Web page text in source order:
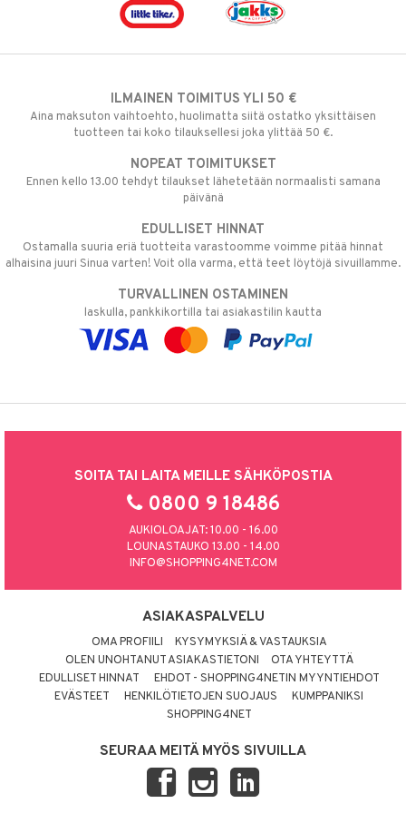
ILMAINEN TOIMITUS YLI 50 €
Aina maksuton vaihtoehto, huolimatta siitä ostatko yksittäisen
tuotteen tai koko tilauksellesi joka ylittää 50 €.
NOPEAT TOIMITUKSET
Ennen kello 13.00 tehdyt tilaukset lähetetään normaalisti samana
päivänä
EDULLISET HINNAT
Ostamalla suuria eriä tuotteita varastoomme voimme pitää hinnat
alhaisina juuri Sinua varten! Voit olla varma, että teet löytöjä sivuillamme.
TURVALLINEN OSTAMINEN
laskulla, pankkikortilla tai asiakastilin kautta
SOITA TAI LAITA MEILLE SÄHKÖPOSTIA
0800 9 18486
AUKIOLOAJAT: 10.00 - 16.00
LOUNASTAUKO 13.00 - 14.00
INFO@SHOPPING4NET.COM
ASIAKASPALVELU
OMA PROFIILI
KYSYMYKSIÄ & VASTAUKSIA
OLEN UNOHTANUT ASIAKASTIETONI
OTA YHTEYTTÄ
EDULLISET HINNAT
EHDOT - SHOPPING4NETIN MYYNTIEHDOT
EVÄSTEET
HENKILÖTIETOJEN SUOJAUS
KUMPPANIKSI
SHOPPING4NET
SEURAA MEITÄ MYÖS SIVUILLA